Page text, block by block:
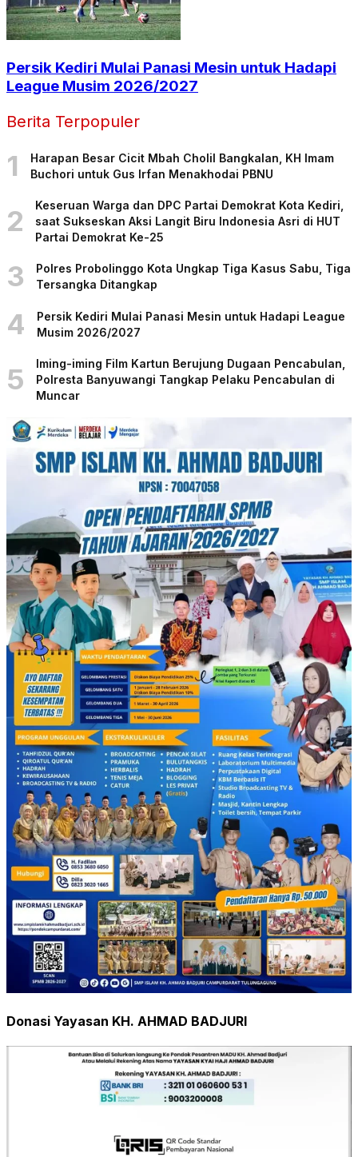
Persik Kediri Mulai Panasi Mesin untuk Hadapi
League Musim 2026/2027
Berita Terpopuler
1
Harapan Besar Cicit Mbah Cholil Bangkalan, KH Imam
Buchori untuk Gus Irfan Menakhodai PBNU
2
Keseruan Warga dan DPC Partai Demokrat Kota Kediri,
saat Sukseskan Aksi Langit Biru Indonesia Asri di HUT
Partai Demokrat Ke-25
3
Polres Probolinggo Kota Ungkap Tiga Kasus Sabu, Tiga
Tersangka Ditangkap
4
Persik Kediri Mulai Panasi Mesin untuk Hadapi League
Musim 2026/2027
5
Iming-iming Film Kartun Berujung Dugaan Pencabulan,
Polresta Banyuwangi Tangkap Pelaku Pencabulan di
Muncar
Donasi Yayasan KH. AHMAD BADJURI